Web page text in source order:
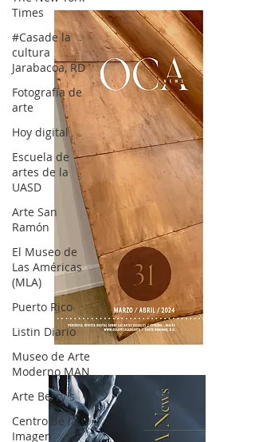
Times
#Casade la
cultura
Jarabacoa, RD
Fotografía de
arte
Hoy digital
Escuela de
artes de la
UASD
Arte San
Ramón
El Museo de
Las Américas
(MLA)
Puerto Rico
Listin Diario
Museo de Arte
Moderno MAN
Arte Berry's
Centro de la
Imagen
OCA|News 31 / Marzo-Abril / 2024